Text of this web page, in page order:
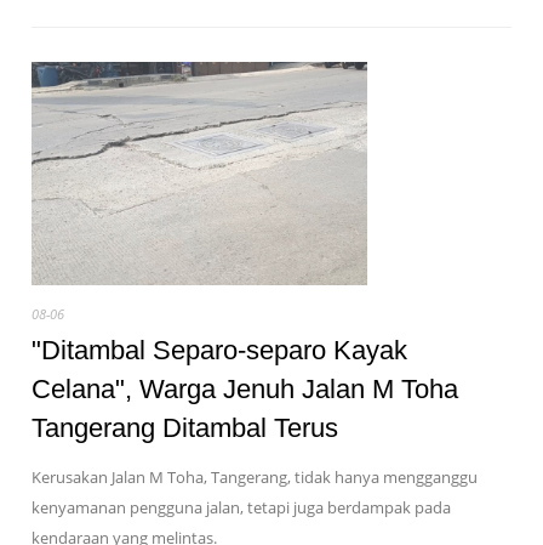
08-06
"Ditambal Separo-separo Kayak
Celana", Warga Jenuh Jalan M Toha
Tangerang Ditambal Terus
Kerusakan Jalan M Toha, Tangerang, tidak hanya mengganggu
kenyamanan pengguna jalan, tetapi juga berdampak pada
kendaraan yang melintas.